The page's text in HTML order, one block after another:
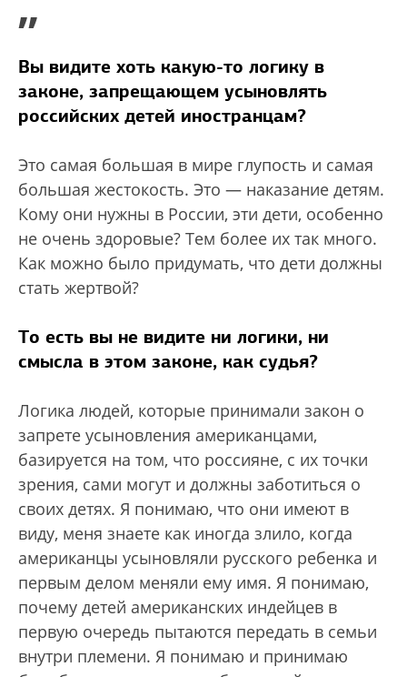
”
Вы видите хоть какую-то логику в
законе, запрещающем усыновлять
российских детей иностранцам?
Это самая большая в мире глупость и самая
большая жестокость. Это — наказание детям.
Кому они нужны в России, эти дети, особенно
не очень здоровые? Тем более их так много.
Как можно было придумать, что дети должны
стать жертвой?
То есть вы не видите ни логики, ни
смысла в этом законе, как судья?
Логика людей, которые принимали закон о
запрете усыновления американцами,
базируется на том, что россияне, с их точки
зрения, сами могут и должны заботиться о
своих детях. Я понимаю, что они имеют в
виду, меня знаете как иногда злило, когда
американцы усыновляли русского ребенка и
первым делом меняли ему имя. Я понимаю,
почему детей американских индейцев в
первую очередь пытаются передать в семьи
внутри племени. Я понимаю и принимаю